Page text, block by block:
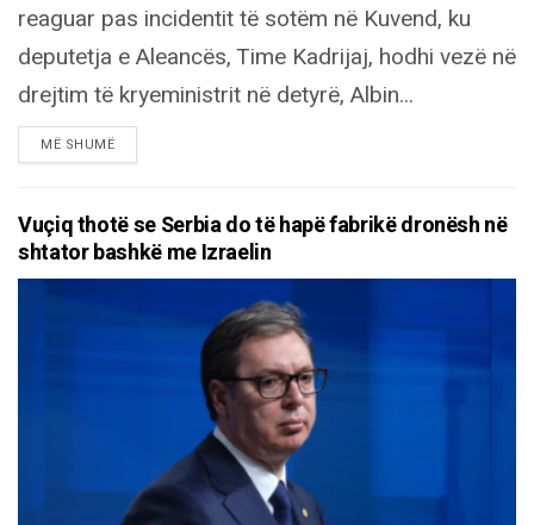
reaguar pas incidentit të sotëm në Kuvend, ku
deputetja e Aleancës, Time Kadrijaj, hodhi vezë në
drejtim të kryeministrit në detyrë, Albin...
MË SHUMËDETAILS
Vuçiq thotë se Serbia do të hapë fabrikë dronësh në
shtator bashkë me Izraelin